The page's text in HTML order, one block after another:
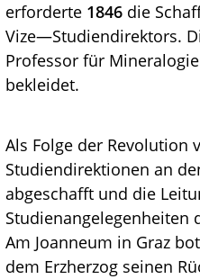
erforderte 1846 die
Vize—Studiendirektors.
Professor für
bekleidet.
Als Folge der Revolution
Studiendirektionen an
abgeschafft und die
Studienangelegenheiten
Am Joanneum in Graz
dem Erzherzog seinen